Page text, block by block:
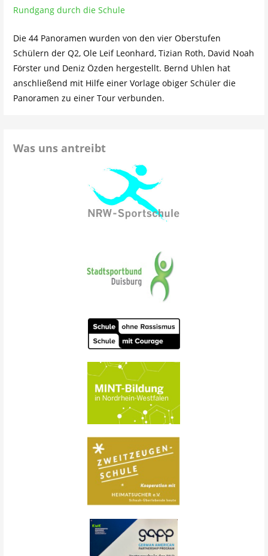
Rundgang durch die Schule
Die 44 Panoramen wurden von den vier Oberstufen
Schülern der Q2, Ole Leif Leonhard, Tizian Roth, David Noah
Förster und Deniz Özden hergestellt. Bernd Uhlen hat
anschließend mit Hilfe einer Vorlage obiger Schüler die
Panoramen zu einer Tour verbunden.
Was uns antreibt